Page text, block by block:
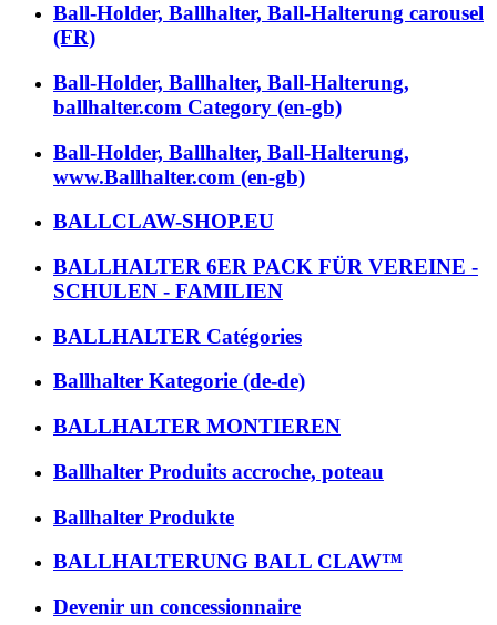
Ball-Holder, Ballhalter, Ball-Halterung carousel
(FR)
Ball-Holder, Ballhalter, Ball-Halterung,
ballhalter.com Category (en-gb)
Ball-Holder, Ballhalter, Ball-Halterung,
www.Ballhalter.com (en-gb)
BALLCLAW-SHOP.EU
BALLHALTER 6ER PACK FÜR VEREINE -
SCHULEN - FAMILIEN
BALLHALTER Catégories
Ballhalter Kategorie (de-de)
BALLHALTER MONTIEREN
Ballhalter Produits accroche, poteau
Ballhalter Produkte
BALLHALTERUNG BALL CLAW™
Devenir un concessionnaire